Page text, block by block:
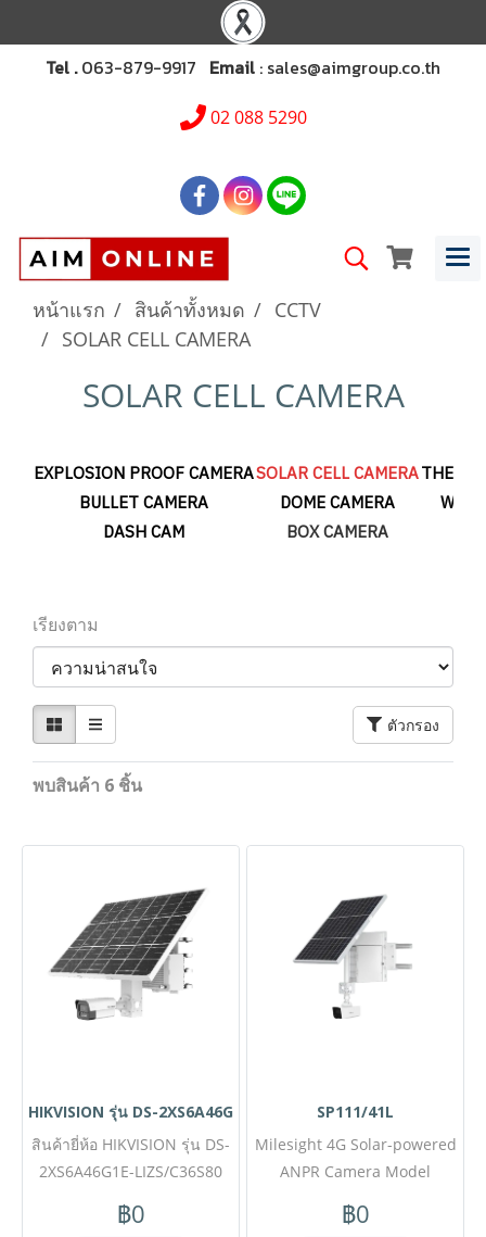
Tel .063-879-9917 Email : sales@aimgroup.co.th
02 088 5290
หน้าแรก สินค้าทั้งหมด
CCTV
SOLAR CELL CAMERA
SOLAR CELL CAMERA
EXPLOSION PROOF CAMERASOLAR CELL CAMERA
BULLET CAMERA
DOME CAMERA
WIFI
DASH CAM
BOX CAMERA
เรียงตาม
ตัวกรอง
พบสินค้า 6 ชิ้น
HIKVISION รุ่น DS-2XS6A46G1E-LIZS/C36S80
สินค้ายี่ห้อ HIKVISION รุ่น DS-
2XS6A46G1E-LIZS/C36S80
อัจฉริยะ (Solar-powered
฿0
SP111/41L
Milesight 4G Solar-powered
ANPR Camera Model
สำหรับงานโครงการ ติดต่อฝ่าย
฿0